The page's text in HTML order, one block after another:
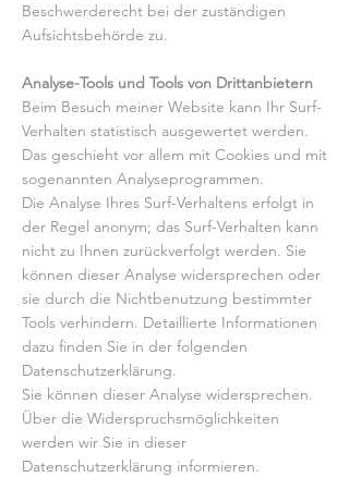
Beschwerderecht bei der zuständigen
Aufsichtsbehörde zu.
Analyse-Tools und Tools von Drittanbietern
Beim Besuch meiner Website kann Ihr Surf-
Verhalten statistisch ausgewertet werden.
Das geschieht vor allem mit Cookies und mit
sogenannten Analyseprogrammen.
Die Analyse Ihres Surf-Verhaltens erfolgt in
der Regel anonym; das Surf-Verhalten kann
nicht zu Ihnen zurückverfolgt werden. Sie
können dieser Analyse widersprechen oder
sie durch die Nichtbenutzung bestimmter
Tools verhindern. Detaillierte Informationen
dazu finden Sie in der folgenden
Datenschutzerklärung.
Sie können dieser Analyse widersprechen.
Über die Widerspruchsmöglichkeiten
werden wir Sie in dieser
Datenschutzerklärung informieren.